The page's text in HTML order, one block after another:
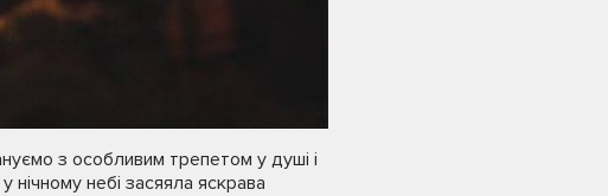
з особливим трепетом у душі і
небі засяяла яскрава